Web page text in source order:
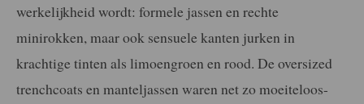
werkelijkheid wordt: formele jassen en rechte
minirokken, maar ook sensuele kanten jurken in
krachtige tinten als limoengroen en rood. De oversized
trenchcoats en manteljassen waren net zo moeiteloos-